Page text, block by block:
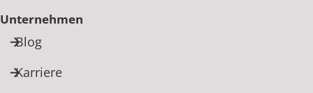
Unternehmen
Blog
Karriere